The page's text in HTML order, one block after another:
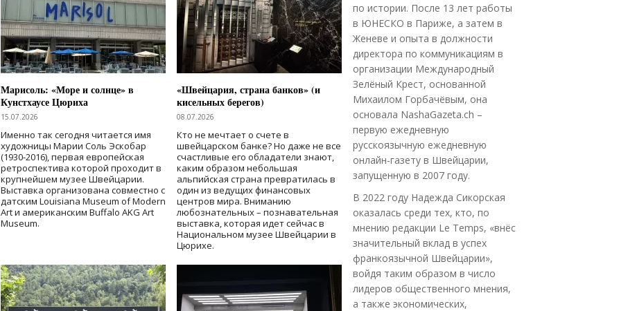
Марисоль: «Море и солнце» в
Кунстхаусе Цюриха
15.07.2026
Именно так сегодня читается имя
художницы Марии Соль Эскобар
(1930-2016), первая европейская
ретроспектива которой проходит в
крупнейшем музее Швейцарии.
Выставка организована совместно с
датским Louisiana Museum of Modern
Art и американским Buffalo AKG Art
Museum.
«Швейцария, страна банков» (и
кисельных берегов)
08.07.2026
Кто не мечтает о счете в
швейцарском банке? Но даже не все
счастливые его обладатели знают,
каким образом небольшая
альпийская страна превратилась в
один из ведущих финансовых
центров мира. Вниманию
любознательных – познавательная
выставка, которая идет сейчас в
Национальном музее Швейцарии в
Цюрихе.
по истории. После 13 лет работы
в ЮНЕСКО в Париже, а затем в
Женеве и опыта в должности
директора по коммуникациям в
организации Международный
Зелёный Крест, основанной
Михаилом Горбачёвым, она
основала NashaGazeta.ch –
первую ежедневную
русскоязычную ежедневную
онлайн-газету в Швейцарии,
запущенную в 2007 году.
В 2022 году Надежда Сикорская
оказалась среди тех, кто, по
мнению редакции Le Temps, «внёс
значительный вклад в успех
франкоязычной Швейцарии»,
войдя таким образом в число
лидеров общественного мнения,
а также экономических,